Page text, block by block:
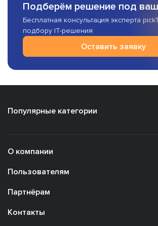
Подберём решение под
Бесплатная консультация эксперта
подбору IT-решения
Оставить заявку
Популярные категории
О компании
Пользователям
Партнёрам
Контакты